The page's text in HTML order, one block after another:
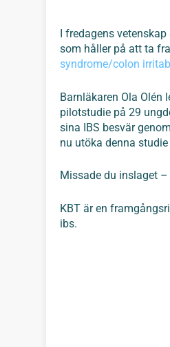
I fredagens
som håller på att ta
syndrome/colon
Barnläkaren Ola Olén
pilotstudie på 29
sina IBS besvär
nu utöka denna
Missade du inslaget
KBT är en
ibs.